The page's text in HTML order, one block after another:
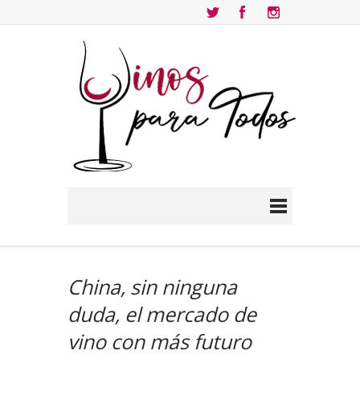
China, sin ninguna
duda, el mercado de
vino con más futuro